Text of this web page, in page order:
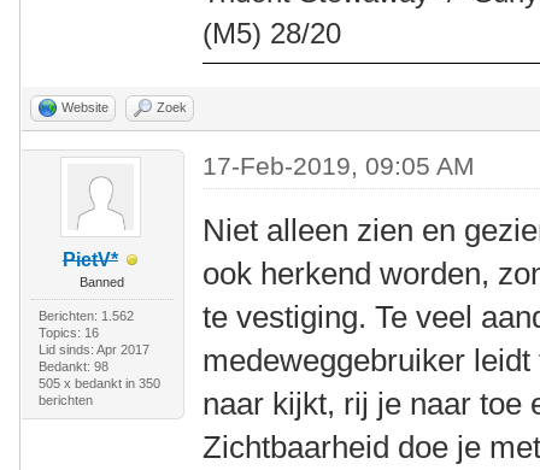
(M5) 28/20
Website Zoek
PietV*
Banned
Berichten: 1.562
Topics: 16
Lid sinds: Apr 2017
Bedankt: 98
505 x bedankt in 350
berichten
17-Feb-2019, 09:05 AM
Niet alleen zien en
ook herkend worden,
te vestiging. Te veel
medeweggebruiker
naar kijkt, rij je naar toe
Zichtbaarheid doe je